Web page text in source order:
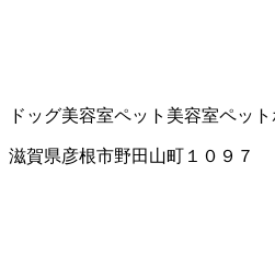
ドッグ美容室ペット美容室ペッ
滋賀県彦根市野田山町１０９７